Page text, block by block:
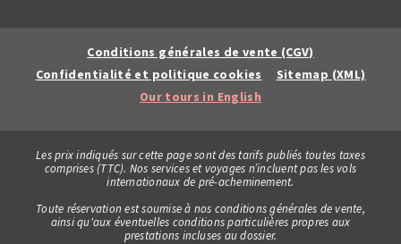
Conditions générales de vente (CGV)
Confidentialité et politique cookies
Sitemap (XML)
Our tours in English
Les prix indiqués sur cette page sont des tarifs publiés toutes taxes
comprises (TTC). Nos services et voyages n’incluent pas les vols
internationaux de pré-acheminement.
Toute réservation est soumise à nos conditions générales de vente,
ainsi qu'aux éventuelles conditions particulières propres aux
prestations incluses au dossier.